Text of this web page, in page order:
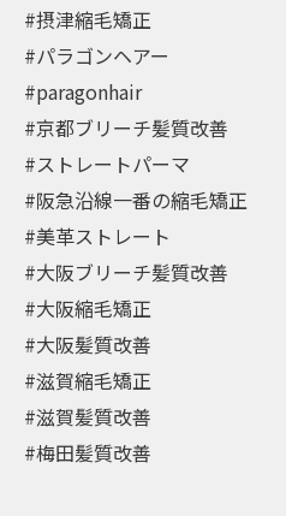
#摂津縮毛矯正
#パラゴンヘアー
#paragonhair
#京都ブリーチ髪質改善
#ストレートパーマ
#阪急沿線一番の縮毛矯正
#美革ストレート
#大阪ブリーチ髪質改善
#大阪縮毛矯正
#大阪髪質改善
#滋賀縮毛矯正
#滋賀髪質改善
#梅田髪質改善